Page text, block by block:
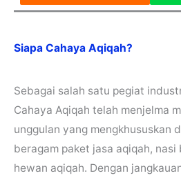
Siapa Cahaya Aqiqah?
Sebagai salah satu pegiat
Cahaya Aqiqah telah menjelma
unggulan yang mengkhususkan
beragam paket jasa aqiqah,
hewan aqiqah. Dengan